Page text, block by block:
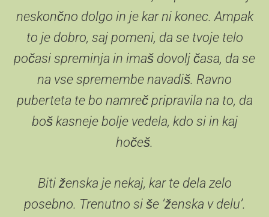
neskončno dolgo in je kar ni konec. Ampak
to je dobro, saj pomeni, da se tvoje telo
počasi spreminja in imaš dovolj časa, da se
na vse spremembe navadiš. Ravno
puberteta te bo namreč pripravila na to, da
boš kasneje bolje vedela, kdo si in kaj
hočeš.
Biti ženska je nekaj, kar te dela zelo
posebno. Trenutno si še ‘ženska v delu’.